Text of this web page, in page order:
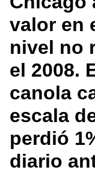
valor en
nivel no
el 2008.
canola
escala
perdió
diario